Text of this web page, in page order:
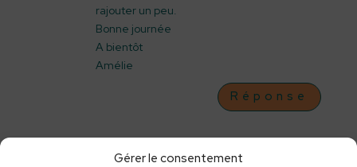
Gérer le consentement
rajouter un peu.
Bonne journée
A bientôt
Amélie
Réponse
sur 3 avril 2017 à 19 h 44 min